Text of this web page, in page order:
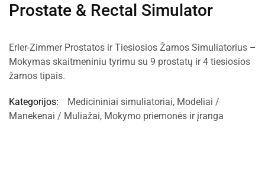
Prostate & Rectal Simulator
Erler-Zimmer Prostatos ir Tiesiosios Žarnos Simuliatorius –
Mokymas skaitmeniniu tyrimu su 9 prostatų ir 4 tiesiosios
žarnos tipais.
Kategorijos: Medicininiai simuliatoriai, Modeliai /
Manekenai / Muliažai, Mokymo priemonės ir įranga